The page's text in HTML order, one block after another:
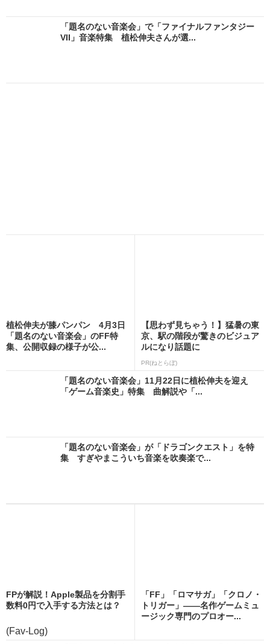
「題名のない音楽会」で「ファイナルファンタジー
VII」音楽特集 植松伸夫さんが選...
植松伸夫が膝パンパン 4月3日
「題名のない音楽会」のFF特
集、公開収録の様子が公...
【思わず見ちゃう！】猛暑の東
京、駅の階段が驚きのビジュア
ルになり話題に
PR(ねとらぼ)
「題名のない音楽会」11月22日に植松伸夫を迎え
「ゲーム音楽史」特集 曲解説や「...
「題名のない音楽会」が「ドラゴンクエスト」を特
集 すぎやまこういち音楽を吹奏楽で...
FPが解説！Apple製品を分割手
数料0円で入手する方法とは？
(Fav-Log)
「FF」「ロマサガ」「クロノ・
トリガー」――名作ゲームミュ
ージック専門のプロオー...